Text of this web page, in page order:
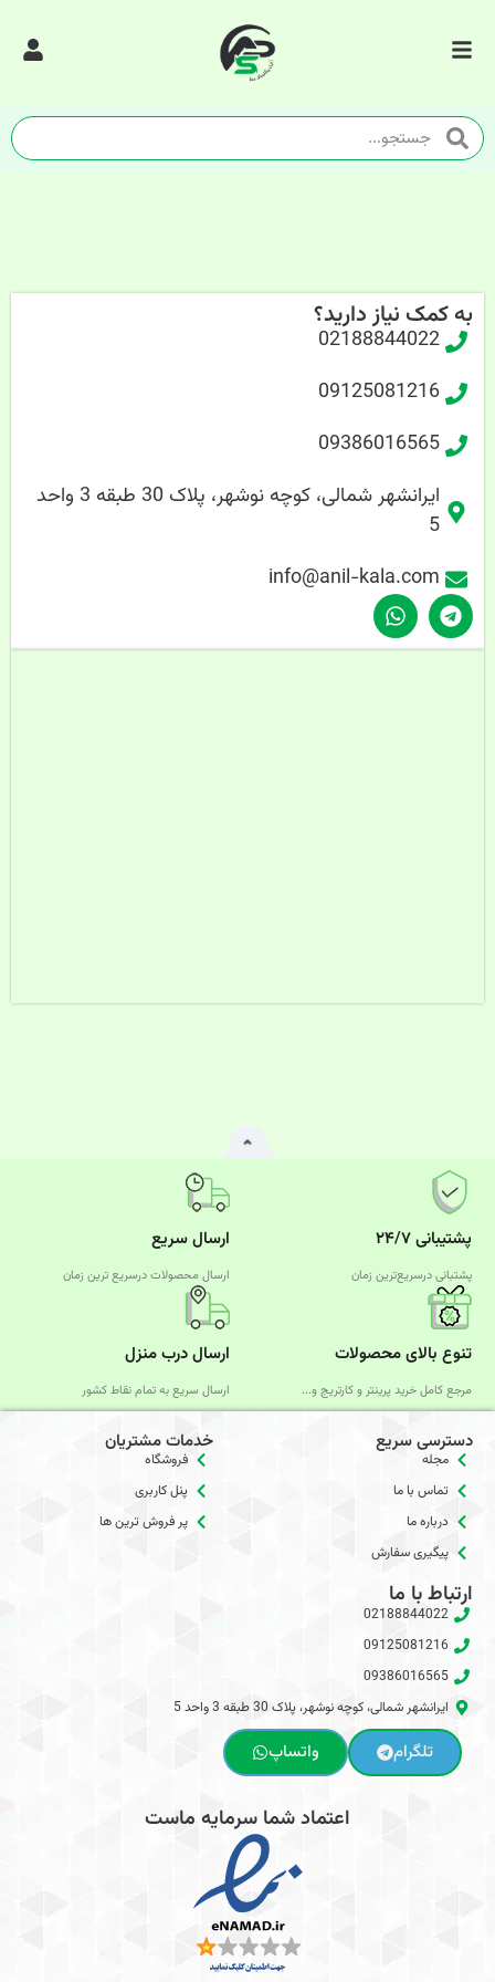
به کمک نیاز دارید؟
02188844022
09125081216
09386016565
ایرانشهر شمالی، کوچه نوشهر، پلاک 30 طبقه 3 واحد
5
info@anil-kala.com
پشتیبانی ۲۴/۷
پشتبانی درسریع‌ترین زمان
ارسال سریع
ارسال محصولات درسریع‌ ترین زمان
تنوع بالای محصولات
مرجع کامل خرید پرینتر و کارتریج و...
ارسال درب منزل
ارسال سریع به تمام نقاط کشور
دسترسی سریع
مجله
تماس با ما
درباره ما
پیگیری سفارش
خدمات مشتریان
فروشگاه
پنل کاربری
پر فروش ترین ها
ارتباط با ما
02188844022
09125081216
09386016565
ایرانشهر شمالی، کوچه نوشهر، پلاک 30 طبقه 3 واحد 5
تلگرام واتساپ
اعتماد شما سرمایه ماست